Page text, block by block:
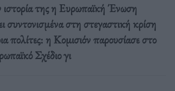
της η Ευρωπαϊκή Ένωση
συντονισμένα στη στεγαστική κρίση
πολίτες: η Κομισιόν παρουσίασε στο
Σχέδιο γι